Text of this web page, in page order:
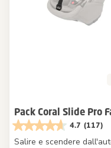
Pack Coral Slide Pro
4.7 (117)
Salire e scendere